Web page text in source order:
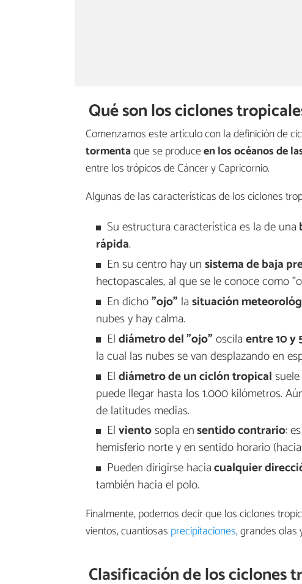
Qué son los ciclones
Comenzamos este artículo con la definición de
tormentaque se produceen los océanos de
entre los trópicos de Cáncer y Capricornio.
Algunas de las características de los ciclones
Su estructura característica es la de una
rápida.
En su centro hay unsistema de baja
hectopascales, al que se le conoce como
En dicho"ojo" lasituación
nubes y hay calma.
Eldiámetro del "ojo"oscilaentre 10 y
la cual las nubes se van desplazando en
Eldiámetro de un ciclón tropical
puede llegar hasta los 1.000 kilómetros.
de latitudes medias.
Elvientosopla ensentido contrario:
hemisferio norte y en sentido horario
Pueden dirigirse haciacualquier
también hacia el polo.
Finalmente, podemos decir que los ciclones
vientos, cuantiosas precipitaciones, grandes olas
Clasificación de los ciclones